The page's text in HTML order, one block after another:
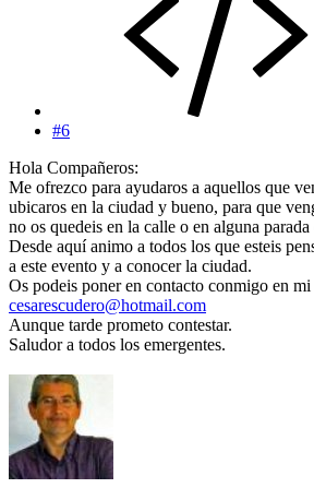
#6
Hola Compañeros:
Me ofrezco para ayudaros a aquellos que
ubicaros en la ciudad y bueno, para que
no os quedeis en la calle o en alguna
Desde aquí animo a todos los que esteis
a este evento y a conocer la ciudad.
Os podeis poner en contacto conmigo en mi
cesarescudero@hotmail.com
Aunque tarde prometo contestar.
Saludor a todos los emergentes.